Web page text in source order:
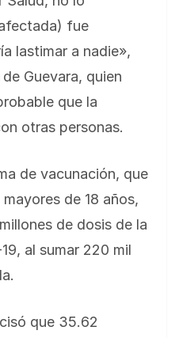
fue
lastimar a nadie»,
Guevara, quien
que la
otras personas.
de vacunación, que
de 18 años,
de dosis de la
al sumar 220 mil
que 35.62